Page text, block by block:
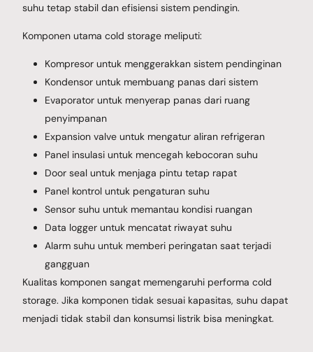
suhu tetap stabil dan efisiensi sistem pendingin.
Komponen utama cold storage meliputi:
Kompresor untuk menggerakkan sistem pendinginan
Kondensor untuk membuang panas dari sistem
Evaporator untuk menyerap panas dari ruang
penyimpanan
Expansion valve untuk mengatur aliran refrigeran
Panel insulasi untuk mencegah kebocoran suhu
Door seal untuk menjaga pintu tetap rapat
Panel kontrol untuk pengaturan suhu
Sensor suhu untuk memantau kondisi ruangan
Data logger untuk mencatat riwayat suhu
Alarm suhu untuk memberi peringatan saat terjadi
gangguan
Kualitas komponen sangat memengaruhi performa cold
storage. Jika komponen tidak sesuai kapasitas, suhu dapat
menjadi tidak stabil dan konsumsi listrik bisa meningkat.